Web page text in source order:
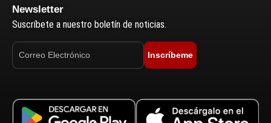
Newsletter
Suscríbete a nuestro boletín de noticias.
Inscríbeme